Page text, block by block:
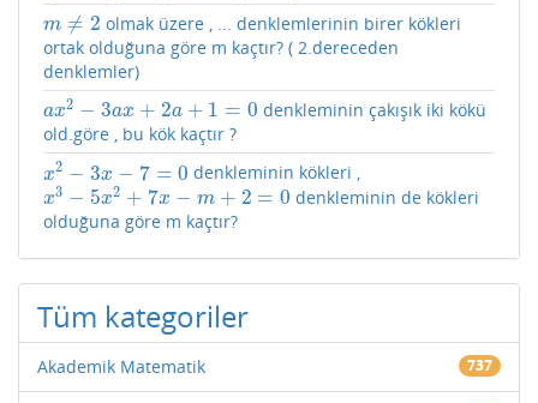
m ≠ 2
m≠ 2
olmak üzere , ... denklemlerinin birer kökleri
ortak olduğuna göre m kaçtır? ( 2.dereceden
denklemler)
ax2 − 3ax + 2a + 1 = 0
ax2− 3a x+2a +1 =0
denkleminin çakışık iki kökü
old.göre , bu kök kaçtır ?
x2 − 3x − 7 = 0
x2−3x −7= 0 denkleminin kökleri ,
x3 − 5x2 + 7x − m + 2 = 0
x3−5x 2+7x −m+2 =0
denkleminin de kökleri
olduğuna göre m kaçtır?
Tüm kategoriler
Akademik Matematik 737